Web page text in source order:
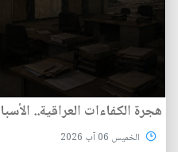
هجرة الكفاءات العراقية..
الخميس 06 آب 2026